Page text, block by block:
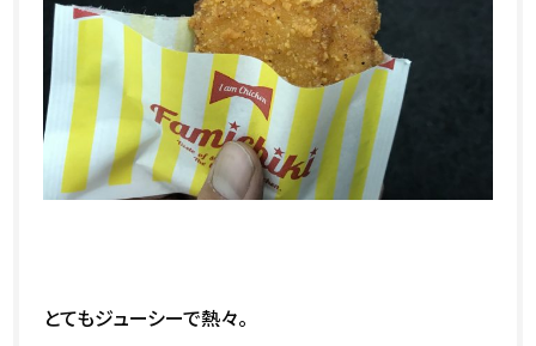
とてもジューシーで熱々。